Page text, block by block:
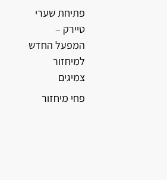
פתיחת שערי
טיירק –
המפעל החדש
למיחזור
צמיגים
פחי מיחזור